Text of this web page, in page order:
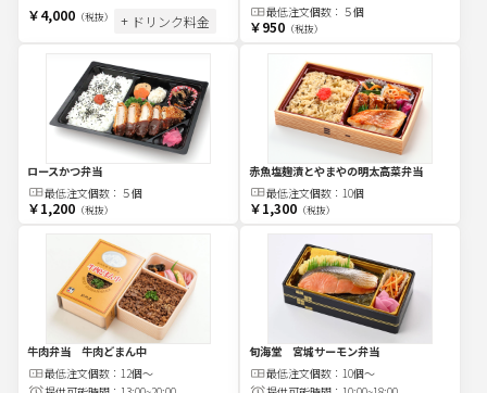
￥4,000（税抜） + ドリンク料金
最低注文個数： ５個
￥950（税抜）
ロースかつ弁当
最低注文個数： ５個
￥1,200（税抜）
赤魚塩麹漬とやまやの明太高菜弁当
最低注文個数： 10個
￥1,300（税抜）
牛肉弁当 牛肉どまん中
最低注文個数： 12個～
旬海堂 宮城サーモン弁当
最低注文個数： 10個～